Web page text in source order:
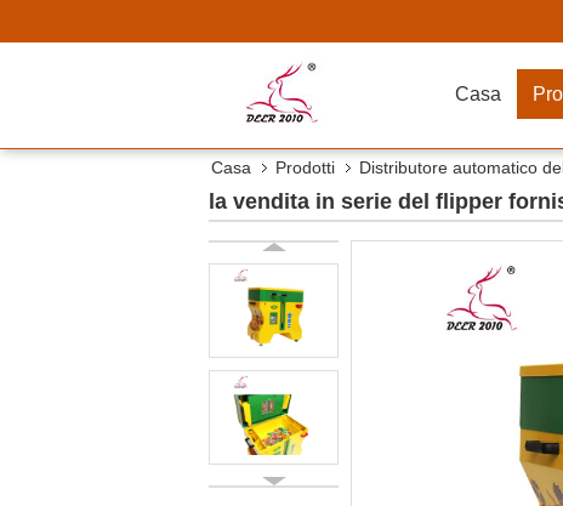
Casa
Casa Prodotti Distributore automatico
la vendita in serie del flipper